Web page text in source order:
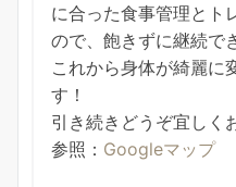
に合った食事管理とト
ので、飽きずに継続で
これから身体が綺麗に
す！
引き続きどうぞ宜しく
参照： Googleマップ